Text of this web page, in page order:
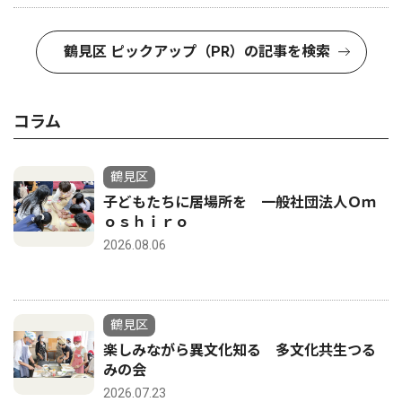
鶴見区 ピックアップ（PR）の記事を検索
コラム
鶴見区
子どもたちに居場所を 一般社団法人Ｏｍ
ｏｓｈｉｒｏ
2026.08.06
鶴見区
楽しみながら異文化知る 多文化共生つる
みの会
2026.07.23